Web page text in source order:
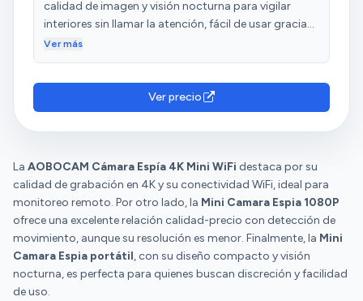
otro punto a favor, ya que permite olvidarse de
incluso en habitaciones con muy poca luz. Otro
niñera o simplemente para vigilar el hogar mientras
estoy fuera, ha resultado una herramienta fiable y
práctica. En resumen, una cámara discreta pero
potente, fácil de usar y con muy buenas funciones
para su precio. Totalmente recomendable.
calidad de imagen y visión nocturna para vigilar
interiores sin llamar la atención, fácil de usar gracias
a su manejo con un solo botón y a la detección de
Ver más
Ver precio
La AOBOCAM Cámara Espía 4K Mini WiFi destaca por su
calidad de grabación en 4K y su conectividad WiFi, ideal para
monitoreo remoto. Por otro lado, la Mini Camara Espia 1080P
ofrece una excelente relación calidad-precio con detección de
movimiento, aunque su resolución es menor. Finalmente, la Mini
Camara Espia portátil, con su diseño compacto y visión
nocturna, es perfecta para quienes buscan discreción y facilidad
de uso.